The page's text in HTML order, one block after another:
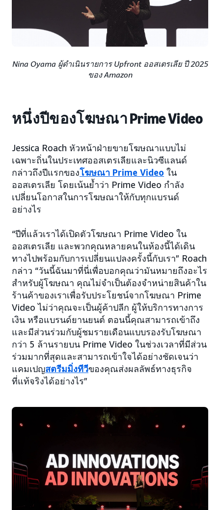
Nina Oyama ผู้ดำเนินรายการ Upfront ออสเตรเลีย ปี 2025
ของ Amazon
หนึ่งปีของโฆษณา Prime Video
Jessica Roach หัวหน้าฝ่ายขายโฆษณาแบบไม่
เฉพาะถิ่นในประเทศออสเตรเลียและนิวซีแลนด์
กล่าวถึงปีแรกของโฆษณา Prime Video ใน
ออสเตรเลีย โดยเน้นย้ำว่า Prime Video กำลัง
เปลี่ยนโอกาสในการโฆษณาให้กับทุกแบรนด์
อย่างไร
“ปีที่แล้วเราได้เปิดตัวโฆษณา Prime Video ใน
ออสเตรเลีย และพวกคุณหลายคนในห้องนี้ได้เดิน
ทางไปพร้อมกับการเปลี่ยนแปลงครั้งนี้กับเรา” Roach
กล่าว “วันนี้ฉันมาที่นี่เพื่อบอกคุณว่ามันหมายถึงอะไร
สำหรับผู้โฆษณา คุณไม่จำเป็นต้องจำหน่ายสินค้าใน
ร้านค้าของเราเพื่อรับประโยชน์จากโฆษณา Prime
Video ไม่ว่าคุณจะเป็นผู้ค้าปลีก ผู้ให้บริการทางการ
เงิน หรือแบรนด์ยานยนต์ ตอนนี้คุณสามารถเข้าถึง
และมีส่วนร่วมกับผู้ชมรายเดือนแบบรองรับโฆษณา
กว่า 5 ล้านรายบน Prime Video ในช่วงเวลาที่มีส่วน
ร่วมมากที่สุดและสามารถเข้าใจได้อย่างชัดเจนว่า
แคมเปญสตรีมมิ่งทีวีของคุณส่งผลลัพธ์ทางธุรกิจ
ที่แท้จริงได้อย่างไร”